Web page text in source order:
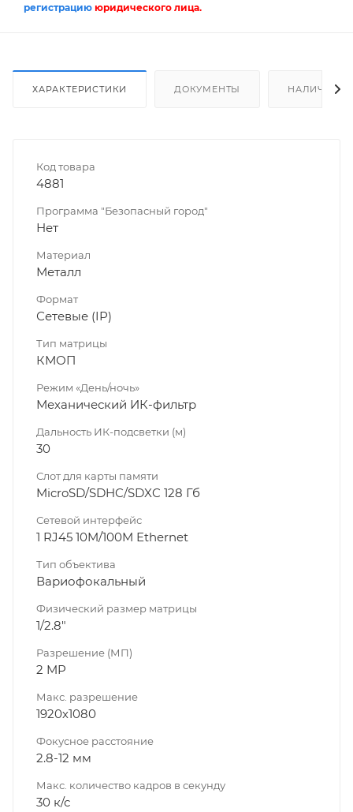
регистрацию юридического лица.
ХАРАКТЕРИСТИКИ ДОКУМЕНТЫ НАЛИЧИЕ
Код товара
4881
Программа "Безопасный город"
Нет
Материал
Металл
Формат
Сетевые (IP)
Тип матрицы
КМОП
Режим «День/ночь»
Механический ИК-фильтр
Дальность ИК-подсветки (м)
30
Слот для карты памяти
MicroSD/SDHC/SDXC 128 Гб
Сетевой интерфейс
1 RJ45 10M/100M Ethernet
Тип объектива
Вариофокальный
Физический размер матрицы
1/2.8"
Разрешение (МП)
2 MP
Макс. разрешение
1920х1080
Фокусное расстояние
2.8-12 мм
Макс. количество кадров в секунду
30 к/с